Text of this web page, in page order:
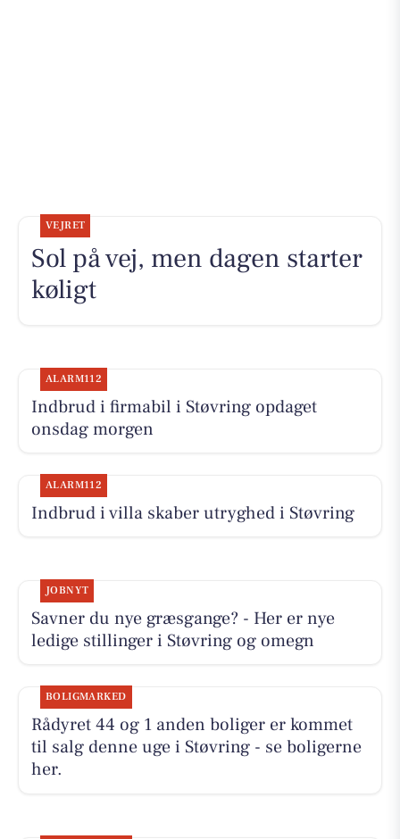
VEJRET
Sol på vej, men dagen starter
køligt
ALARM112
Indbrud i firmabil i Støvring opdaget
onsdag morgen
ALARM112
Indbrud i villa skaber utryghed i Støvring
JOBNYT
Savner du nye græsgange? - Her er nye
ledige stillinger i Støvring og omegn
BOLIGMARKED
Rådyret 44 og 1 anden boliger er kommet
til salg denne uge i Støvring - se boligerne
her.